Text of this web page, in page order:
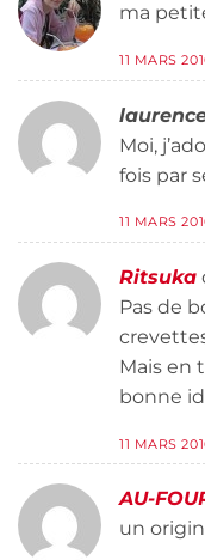
ma
11 MARS
Moi,
fois par
11 MARS
Ritsuka
Pas de
Mais en
bonne
11 MARS
AU-
un